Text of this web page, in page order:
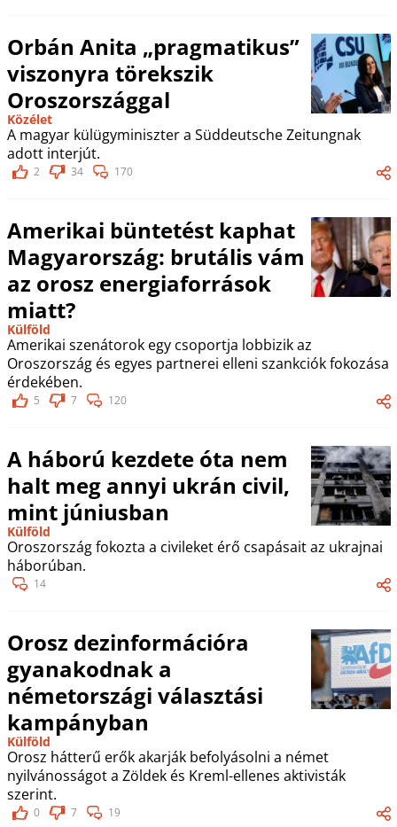
Orbán Anita „pragmatikus”
viszonyra törekszik
Oroszországgal
Közélet
A magyar külügyminiszter a Süddeutsche Zeitungnak
adott interjút.
2 34 170
Amerikai büntetést kaphat
Magyarország: brutális vám
az orosz energiaforrások
miatt?
Külföld
Amerikai szenátorok egy csoportja lobbizik az
Oroszország és egyes partnerei elleni szankciók fokozása
érdekében.
5 7 120
A háború kezdete óta nem
halt meg annyi ukrán civil,
mint júniusban
Külföld
Oroszország fokozta a civileket érő csapásait az ukrajnai
háborúban.
14
Orosz dezinformációra
gyanakodnak a
németországi választási
kampányban
Külföld
Orosz hátterű erők akarják befolyásolni a német
nyilvánosságot a Zöldek és Kreml-ellenes aktivisták
szerint.
0 7 19